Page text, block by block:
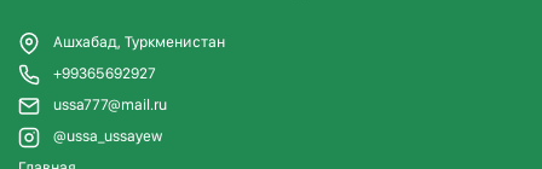
Ашхабад, Туркменистан
+99365692927
ussa777@mail.ru
@ussa_ussayew